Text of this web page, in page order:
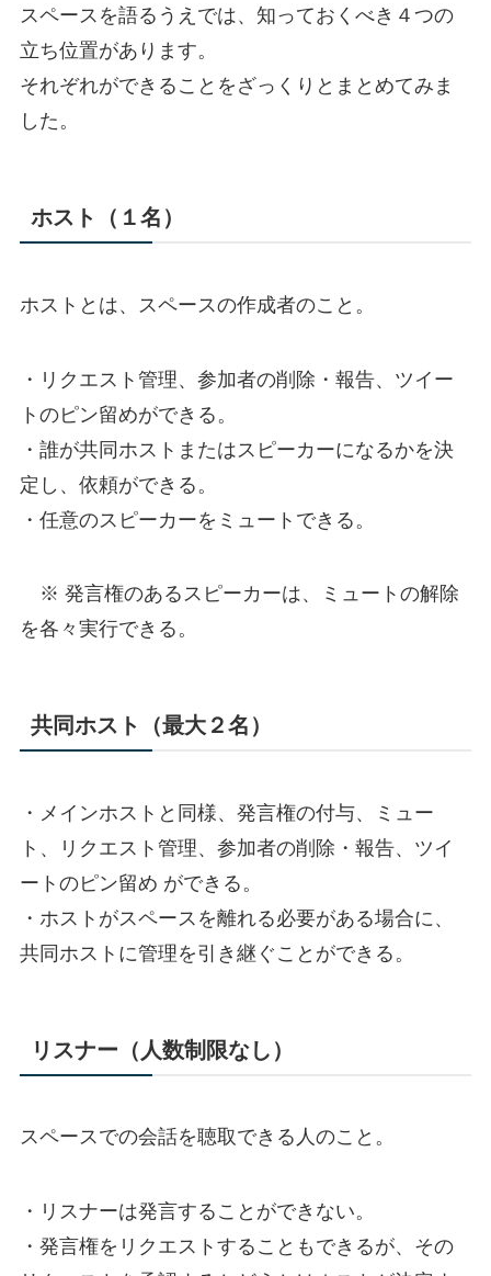
スペースを語るうえでは、知っておくべき４つの
立ち位置があります。
それぞれができることをざっくりとまとめてみま
した。
ホスト（１名）
ホストとは、スペースの作成者のこと。
・リクエスト管理、参加者の削除・報告、ツイー
トのピン留めができる。
・誰が共同ホストまたはスピーカーになるかを決
定し、依頼ができる。
・任意のスピーカーをミュートできる。
※ 発言権のあるスピーカーは、ミュートの解除
を各々実行できる。
共同ホスト（最大２名）
・メインホストと同様、発言権の付与、ミュー
ト、リクエスト管理、参加者の削除・報告、ツイ
ートのピン留め ができる。
・ホストがスペースを離れる必要がある場合に、
共同ホストに管理を引き継ぐことができる。
リスナー（人数制限なし）
スペースでの会話を聴取できる人のこと。
・リスナーは発言することができない。
・発言権をリクエストすることもできるが、その